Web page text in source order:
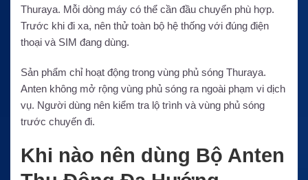
Thuraya. Mỗi dòng máy có thể cần đầu chuyển phù hợp.
Trước khi đi xa, nên thử toàn bộ hệ thống với đúng điện
thoại và SIM đang dùng.
Sản phẩm chỉ hoạt động trong vùng phủ sóng Thuraya.
Anten không mở rộng vùng phủ sóng ra ngoài phạm vi dịch
vụ. Người dùng nên kiểm tra lộ trình và vùng phủ sóng
trước chuyến đi.
Khi nào nên dùng Bộ Anten